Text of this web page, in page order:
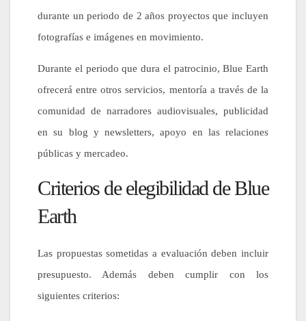
durante un periodo de 2 años proyectos que incluyen
fotografías e imágenes en movimiento.
Durante el periodo que dura el patrocinio, Blue Earth
ofrecerá entre otros servicios, mentoría a través de la
comunidad de narradores audiovisuales, publicidad
en su blog y newsletters, apoyo en las relaciones
públicas y mercadeo.
Criterios de elegibilidad de Blue
Earth
Las propuestas sometidas a evaluación deben incluir
presupuesto. Además deben cumplir con los
siguientes criterios: